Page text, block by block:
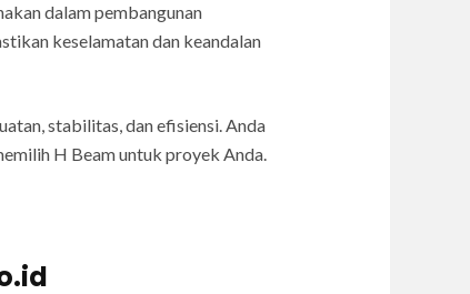
dalam pembangunan
keselamatan dan keandalan
stabilitas, dan efisiensi. Anda
H Beam untuk proyek Anda.